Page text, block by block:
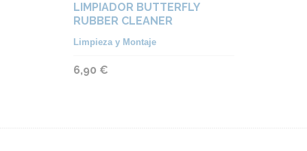
LIMPIADOR BUTTERFLY
RUBBER CLEANER
Limpieza y Montaje
6,90 €